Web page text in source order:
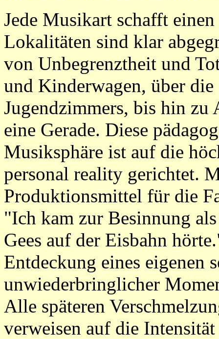
Jede Musikart schafft
Lokalitäten sind klar
von Unbegrenztheit und
und Kinderwagen, über die
Jugendzimmers, bis hin
eine Gerade. Diese
Musiksphäre ist auf die
personal reality gerichtet.
Produktionsmittel für die
"Ich kam zur Besinnung
Gees auf der Eisbahn
Entdeckung eines eigenen
unwiederbringlicher
Alle späteren
verweisen auf die